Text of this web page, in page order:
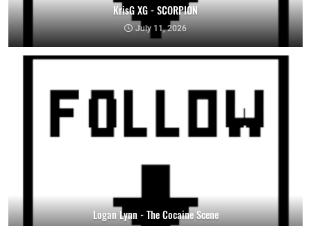
KrisG XG - SCORPION
July 11, 2026
Logan Lynn - The Cocaine Scene